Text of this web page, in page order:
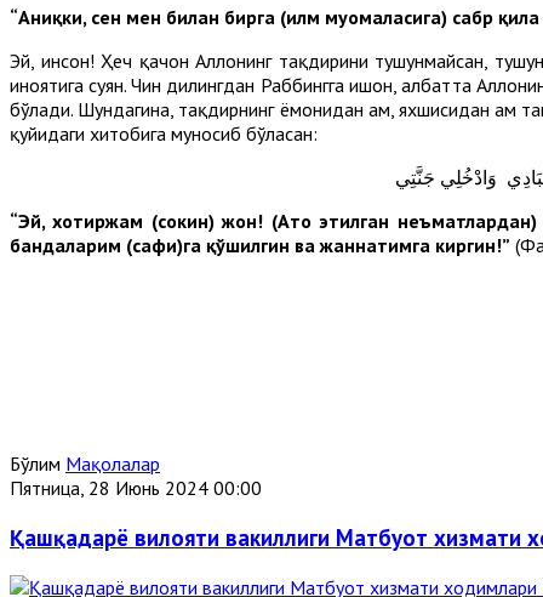
“Аниқки, сен мен билан бирга (илм муомаласига) сабр
Эй, инсон! Ҳеч қачон Аллоҳнинг тақдирини тушунмайсан,
иноятига суян. Чин дилингдан Раббингга ишон, албатта
бўлади. Шундагина, тақдирнинг ёмонидан ҳам, яхшисидан ҳам
қуйидаги хитобига муносиб бўласан:
وَادْخُلِي جَنَّتِي
“Эй, хотиржам (сокин) жон! (Ато этилган неъматлардан)
бандаларим (сафи)га қўшилгин ва жаннатимга киргин!”
Бўлим Мақолалар
Пятница, 28 Июнь 2024 00:00
Қашқадарё вилояти вакиллиги Матбуот хизмати